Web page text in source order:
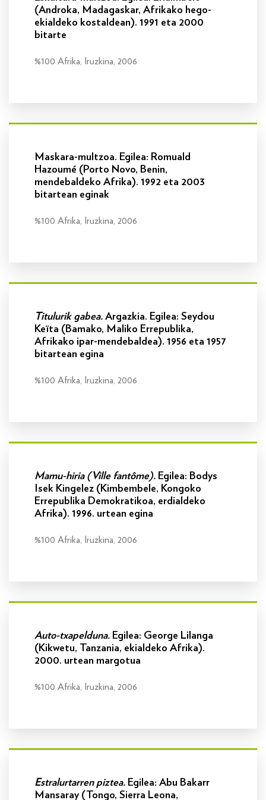
(Androka, Madagaskar, Afrikako hego-
ekialdeko kostaldean). 1991 eta 2000
bitarte
%100 Afrika, Iruzkina, 2006
Maskara-multzoa. Egilea: Romuald
Hazoumé (Porto Novo, Benin,
mendebaldeko Afrika). 1992 eta 2003
bitartean eginak
%100 Afrika, Iruzkina, 2006
Titulurik gabea.Argazkia. Egilea: Seydou
Keïta (Bamako, Maliko Errepublika,
Afrikako ipar-mendebaldea). 1956 eta 1957
bitartean egina
%100 Afrika, Iruzkina, 2006
Mamu-hiria (Ville fantôme). Egilea: Bodys
Isek Kingelez (Kimbembele, Kongoko
Errepublika Demokratikoa, erdialdeko
Afrika). 1996. urtean egina
%100 Afrika, Iruzkina, 2006
Auto-txapelduna. Egilea: George Lilanga
(Kikwetu, Tanzania, ekialdeko Afrika).
2000. urtean margotua
%100 Afrika, Iruzkina, 2006
Estralurtarren piztea. Egilea: Abu Bakarr
Mansaray (Tongo, Sierra Leona,